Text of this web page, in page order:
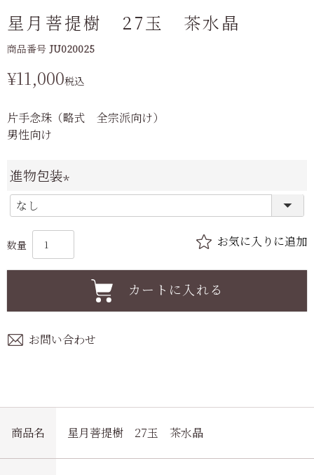
星月菩提樹 27玉 茶水晶
商品番号 JU020025
¥11,000税込
片手念珠（略式 全宗派向け）
男性向け
進物包装
必
須
カートに入れる
お問い合わせ
商品名 星月菩提樹 27玉 茶水晶